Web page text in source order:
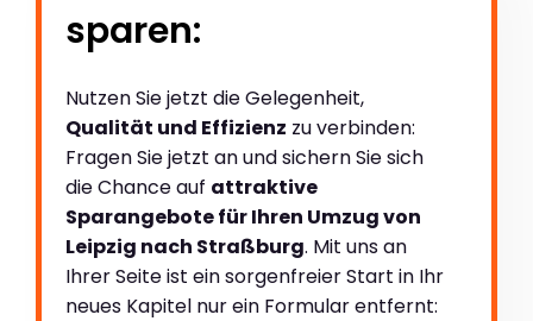
sparen:
Nutzen Sie jetzt die Gelegenheit,
Qualität und Effizienz zu verbinden:
Fragen Sie jetzt an und sichern Sie sich
die Chance auf attraktive
Sparangebote für Ihren Umzug von
Leipzig nach Straßburg. Mit uns an
Ihrer Seite ist ein sorgenfreier Start in Ihr
neues Kapitel nur ein Formular entfernt: